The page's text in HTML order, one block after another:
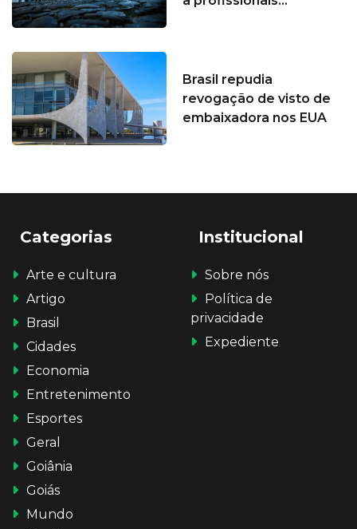
Brasil repudia
revogação de visto de
embaixadora nos EUA
Categorias
Arte e cultura
Artigo
Brasil
Cidades
Economia
Entretenimento
Esportes
Geral
Goiânia
Goiás
Mundo
Institucional
Sobre nós
Política de
privacidade
Expediente